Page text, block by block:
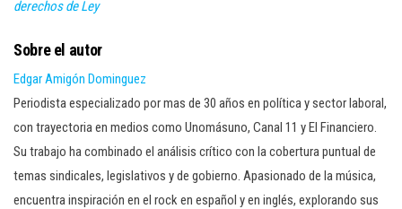
derechos de Ley
Sobre el autor
Edgar Amigón Dominguez
Periodista especializado por mas de 30 años en política y sector laboral,
con trayectoria en medios como Unomásuno, Canal 11 y El Financiero.
Su trabajo ha combinado el análisis crítico con la cobertura puntual de
temas sindicales, legislativos y de gobierno. Apasionado de la música,
encuentra inspiración en el rock en español y en inglés, explorando sus